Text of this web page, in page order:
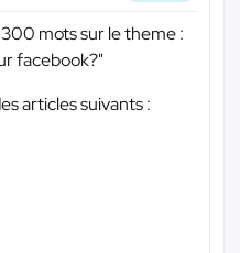
mots sur le theme :
facebook?"
articles suivants :